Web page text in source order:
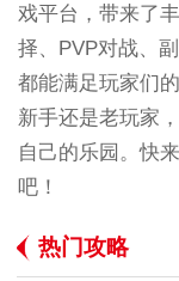
戏平台，带来了
择、PVP对战、
都能满足玩家们
新手还是老玩家
自己的乐园。快
吧！
热门攻略